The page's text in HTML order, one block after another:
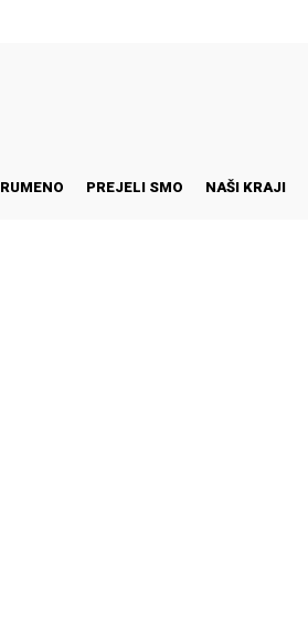
RUMENO PREJELI SMO NAŠI KRAJI